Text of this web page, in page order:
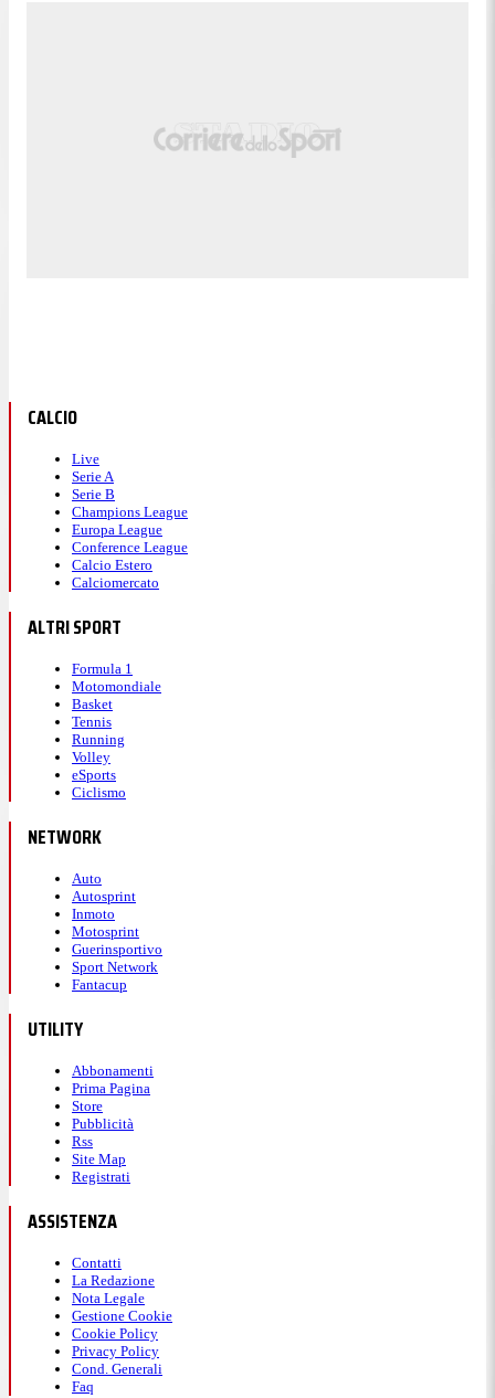
CALCIO
Live
Serie A
Serie B
Champions League
Europa League
Conference League
Calcio Estero
Calciomercato
ALTRI SPORT
Formula 1
Motomondiale
Basket
Tennis
Running
Volley
eSports
Ciclismo
NETWORK
Auto
Autosprint
Inmoto
Motosprint
Guerinsportivo
Sport Network
Fantacup
UTILITY
Abbonamenti
Prima Pagina
Store
Pubblicità
Rss
Site Map
Registrati
ASSISTENZA
Contatti
La Redazione
Nota Legale
Gestione Cookie
Cookie Policy
Privacy Policy
Cond. Generali
Faq